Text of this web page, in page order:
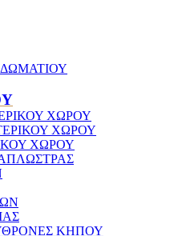
ΧΩΡΟΥ
ΧΩΡΟΥ
ΧΩΡΟΥ
ΚΗΠΟΥ